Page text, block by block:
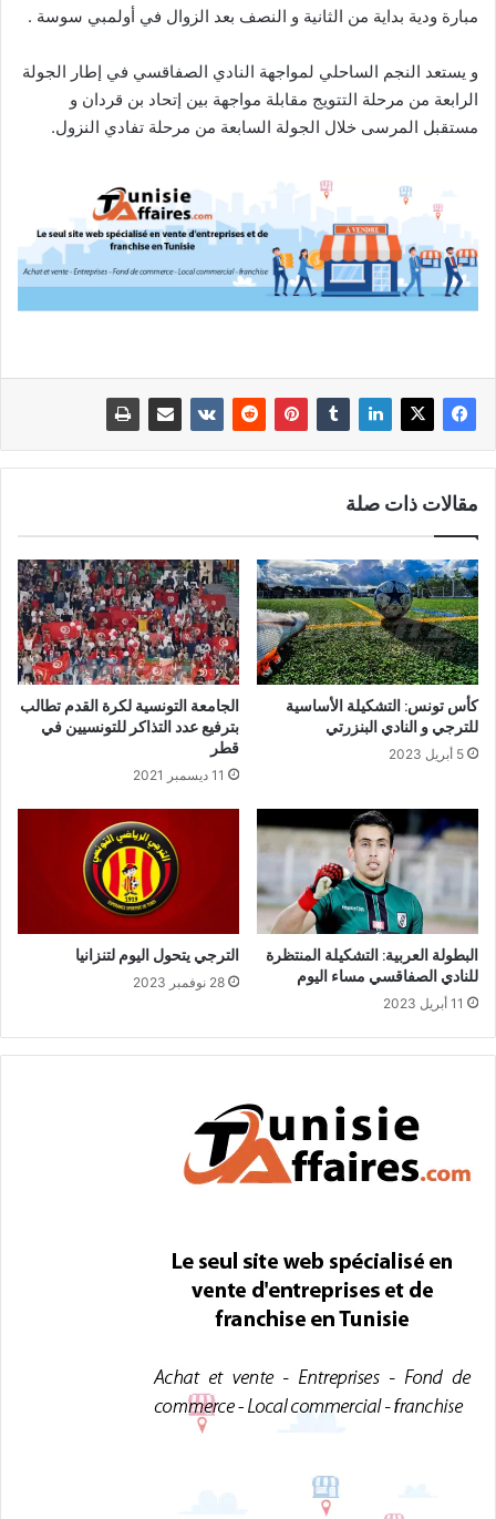
مبارة ودية بداية من الثانية و النصف بعد الزوال في أولمبي سوسة .
و يستعد النجم الساحلي لمواجهة النادي الصفاقسي في إطار الجولة
الرابعة من مرحلة التتويج مقابلة مواجهة بين إتحاد بن قردان و
مستقبل المرسى خلال الجولة السابعة من مرحلة تفادي النزول.
مقالات ذات صلة
كأس تونس: التشكيلة الأساسية
للترجي و النادي البنزرتي
5 أبريل 2023
الجامعة التونسية لكرة القدم تطالب
بترفيع عدد التذاكر للتونسيين في
قطر
11 ديسمبر 2021
البطولة العربية: التشكيلة المنتظرة
للنادي الصفاقسي مساء اليوم
11 أبريل 2023
الترجي يتحول اليوم لتنزانيا
28 نوفمبر 2023